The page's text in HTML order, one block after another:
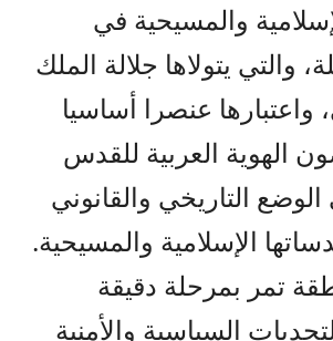
والمسيحية في
والتي يتولاها جلالة الملك
واعتبارها عنصرا أساسيا
الهوية العربية للقدس
التاريخي والقانوني
الإسلامية والمسيحية.
تمر بمرحلة دقيقة
السياسية والأمنية